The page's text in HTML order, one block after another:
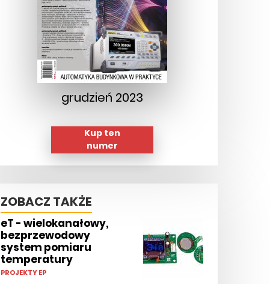
grudzień 2023
Kup ten
numer
ZOBACZ TAKŻE
eT - wielokanałowy,
bezprzewodowy
system pomiaru
temperatury
PROJEKTY EP